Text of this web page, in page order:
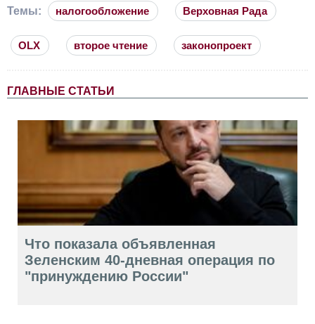
Темы: налогообложение Верховная Рада
OLX второе чтение законопроект
ГЛАВНЫЕ СТАТЬИ
Что показала объявленная
Зеленским 40-дневная операция по
"принуждению России"